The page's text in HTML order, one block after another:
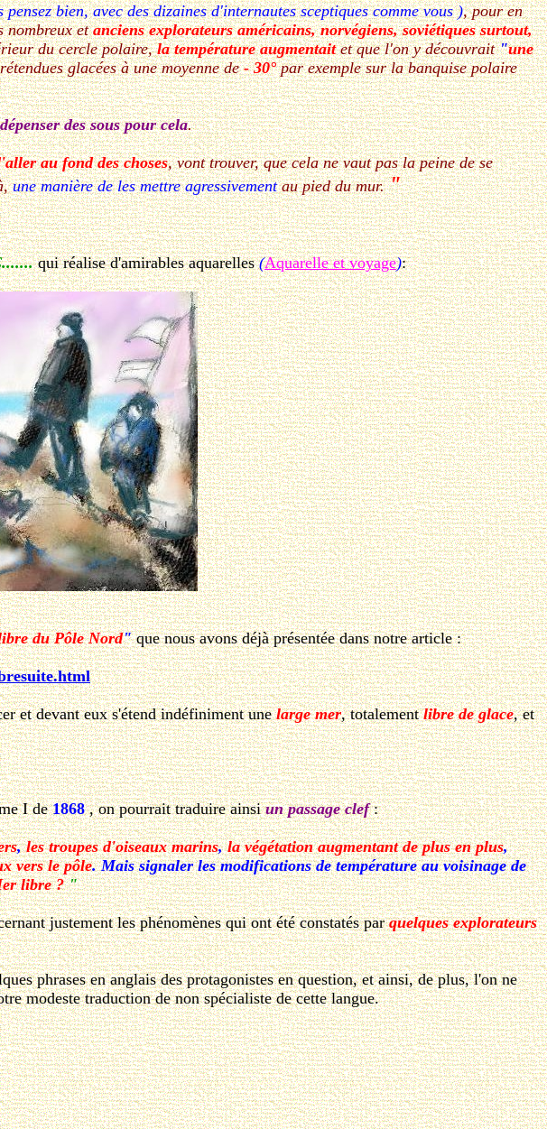
bien, avec des dizaines d'internautes sceptiques comme vous ), pour en
nombreux etanciens explorateurs américains, norvégiens, soviétiques surtout,
du cercle polaire,la température augmentaitet que l'on y découvrait"une
glacées à une moyenne de- 30°par exemple sur la banquise polaire
des sous pour cela.
au fond des choses, vont trouver, que cela ne vaut pas la peine de se
une manière de les mettre agressivementau pied du mur. "
qui réalise d'amirables aquarelles(Aquarelle et voyage):
du Pôle Nord" que nous avons déjà présentée dans notre article :
et devant eux s'étend indéfiniment unelarge mer, totalementlibre de glace, et
I de1868, on pourrait traduire ainsiun passage clef:
,les troupes d'oiseaux marins,la végétation augmentant de plus en plus,
vers le pôle. Mais signaler les modifications de température au voisinage de
libre ? "
justement les phénomènes qui ont été constatés parquelques explorateurs
phrases en anglais des protagonistes en question, et ainsi, de plus, l'on ne
modeste traduction de non spécialiste de cette langue.